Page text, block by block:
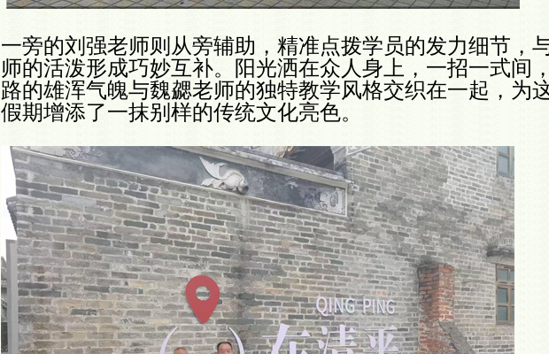
一旁的刘强老师则从旁辅助，精准点拨学员的发力细节，
师的活泼形成巧妙互补。阳光洒在众人身上，一招一式间
路的雄浑气魄与魏勰老师的独特教学风格交织在一起，为
假期增添了一抹别样的传统文化亮色。